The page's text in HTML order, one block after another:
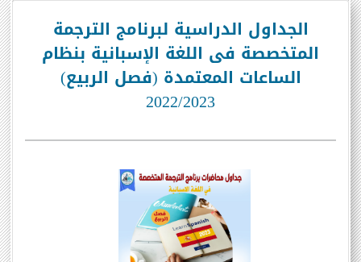
الجداول الدراسية لبرنامج الترجمة
المتخصصة فى اللغة الإسبانية بنظام
الساعات المعتمدة (فصل الربيع)
2022/2023